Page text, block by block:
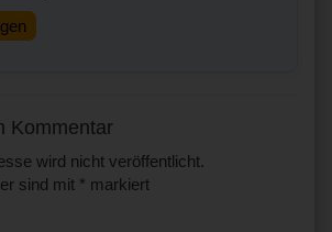
Kommentar
wird nicht veröffentlicht.
sind mit * markiert